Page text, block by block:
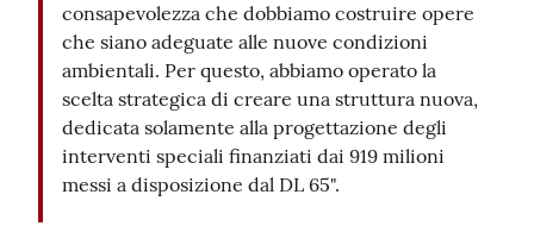
consapevolezza che dobbiamo costruire opere
che siano adeguate alle nuove condizioni
ambientali. Per questo, abbiamo operato la
scelta strategica di creare una struttura nuova,
dedicata solamente alla progettazione degli
interventi speciali finanziati dai 919 milioni
messi a disposizione dal DL 65".